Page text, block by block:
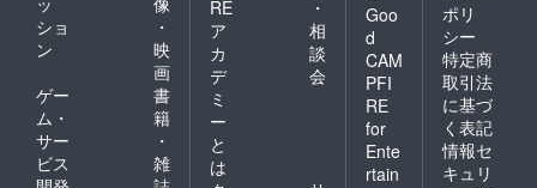
ショ
ン
・
映
画
ゲー
ム・
サー
ビス
書
籍
・
雑
RE
ア
カ
デ
ミ
ー
と
は
・
相
談
会
Goo
d
CAM
PFI
RE
for
Ente
rtain
ポリ
シー
特定商
取引法
に基づ
く表記
情報セ
キュリ